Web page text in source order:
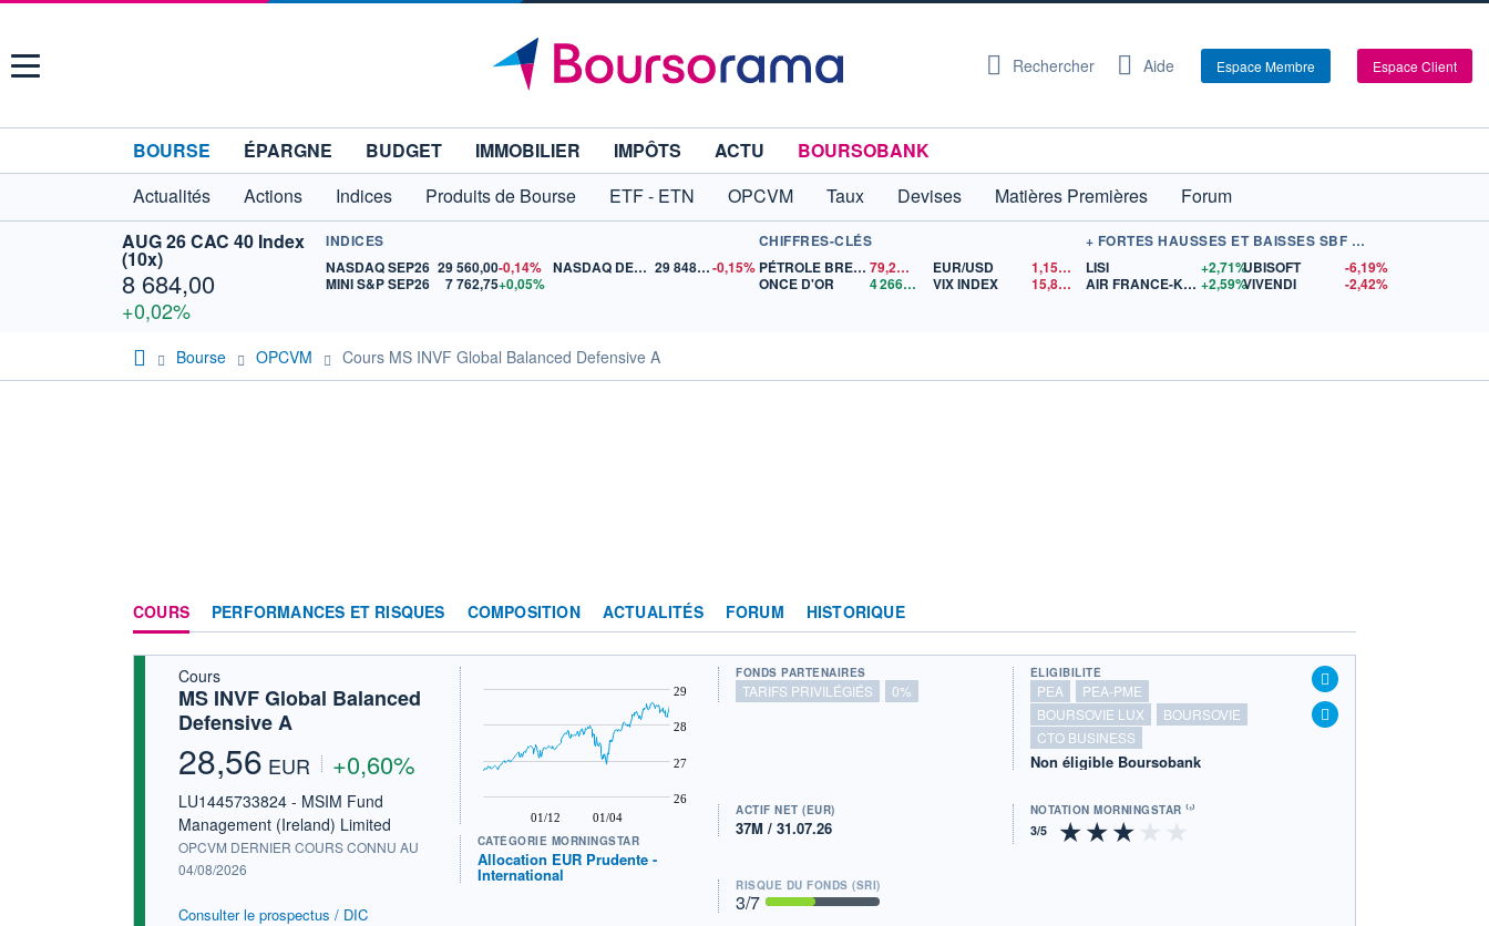
Menu Rechercher Aide Espace Membre Espace Client
BOURSE ÉPARGNE BUDGET IMMOBILIER IMPÔTS ACTU
BOURSOBANK
Actualités
Actions Indices Produits de Bourse ETF - ETN OPCVM Taux Devises Matières Premières
Forum
AUG 26 CAC 40 Index
(10x)
8 684,00
+0,02%
INDICES
NASDAQ SEP26 29 560,00-0,14%
MINI S&P SEP26
7 762,75+0,05%
NASDAQ DEC26 29 848,50-0,15%
CHIFFRES-CLÉS
PÉTROLE BRENT
79,24$US
ONCE D'OR
4 266,18 $US
EUR/USD 1,1550
$US
VIX INDEX
15,81$US
+ FORTES HAUSSES ET BAISSES SBF 120
LISI
+2,71%
AIR FRANCE-KLM +2,59%
UBISOFT
-6,19%
VIVENDI
-2,42%
Bourse OPCVM Cours MS INVF Global Balanced Defensive A
COURS PERFORMANCES ET RISQUES COMPOSITION ACTUALITÉS FORUM HISTORIQUE
Cours
MS INVF Global Balanced
Defensive A
28,56 EUR +0,60%
LU1445733824 - MSIM Fund
Management (Ireland) Limited
OPCVM DERNIER COURS CONNU AU
04/08/2026
Consulter le prospectus / DIC
01/12 01/04
26
27
28
29
CATÉGORIE MORNINGSTAR
Allocation EUR Prudente -
International
FONDS PARTENAIRES
TARIFS PRIVILÉGIÉS 0%
ÉLIGIBILITÉ
PEA
PEA-PME
BOURSOVIE LUX
BOURSOVIE
CTO BUSINESS
Non éligible Boursobank
ACTIF NET (EUR)
37M / 31.07.26
NOTATION MORNINGSTAR ⁽¹⁾
RISQUE DU FONDS (SRI)
3/7